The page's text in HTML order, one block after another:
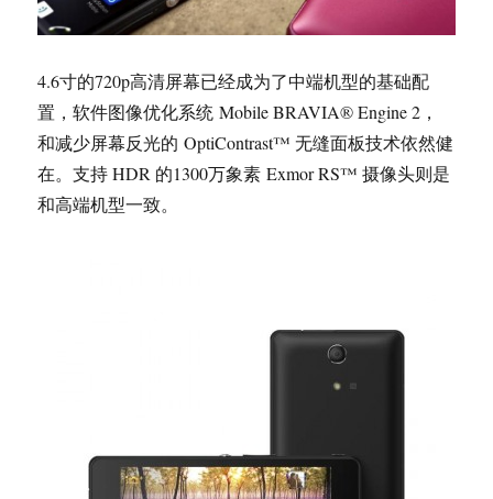
4.6寸的720p高清屏幕已经成为了中端机型的基础配
置，软件图像优化系统 Mobile BRAVIA® Engine 2，
和减少屏幕反光的 OptiContrast™ 无缝面板技术依然健
在。支持 HDR 的1300万象素 Exmor RS™ 摄像头则是
和高端机型一致。